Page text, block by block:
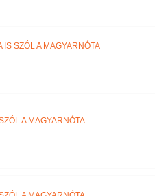
IS SZÓL A MAGYARNÓTA
A MAGYARNÓTA